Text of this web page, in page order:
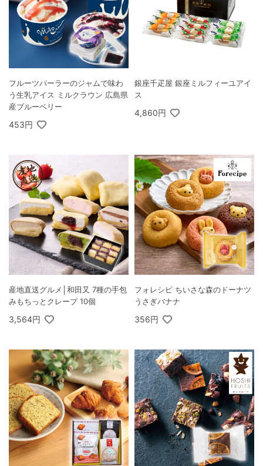
フルーツパーラーのジャムで味わ
う生乳アイス ミルクラウン 広島県
産ブルーベリー
453円
銀座千疋屋 銀座ミルフィーユアイ
ス
4,860円
産地直送グルメ│和田又 7種の手包
みもちっとクレープ 10個
3,564円
フォレシピ ちいさな森のドーナツ
うさぎバナナ
356円